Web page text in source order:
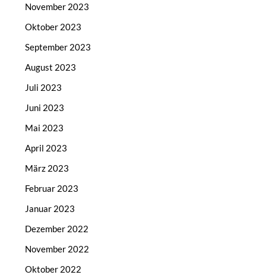
November 2023
Oktober 2023
September 2023
August 2023
Juli 2023
Juni 2023
Mai 2023
April 2023
März 2023
Februar 2023
Januar 2023
Dezember 2022
November 2022
Oktober 2022